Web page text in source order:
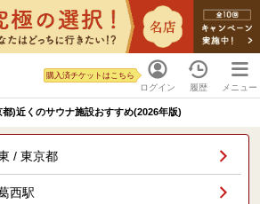
ログイン
購入済チケットはこちら
履歴 メニュー
)近くのサウナ施設おすすめ(2026年版)
/ 東京都
西駅